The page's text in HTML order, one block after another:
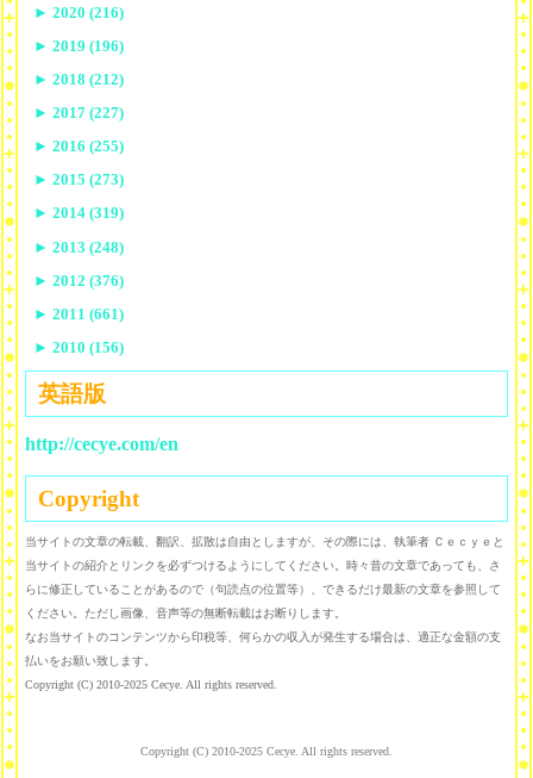
► 2020 (216)
► 2019 (196)
► 2018 (212)
► 2017 (227)
► 2016 (255)
► 2015 (273)
► 2014 (319)
► 2013 (248)
► 2012 (376)
► 2011 (661)
► 2010 (156)
英語版
http://cecye.com/en
Copyright
当サイトの文章の転載、翻訳、拡散は自由としますが、その際には、執筆者 Ｃｅｃｙｅと
当サイトの紹介とリンクを必ずつけるようにしてください。時々昔の文章であっても、さ
らに修正していることがあるので（句読点の位置等）、できるだけ最新の文章を参照して
ください。ただし画像、音声等の無断転載はお断りします。
なお当サイトのコンテンツから印税等、何らかの収入が発生する場合は、適正な金額の支
払いをお願い致します。
Copyright (C) 2010-2025 Cecye. All rights reserved.
Copyright (C) 2010-2025 Cecye. All rights reserved.